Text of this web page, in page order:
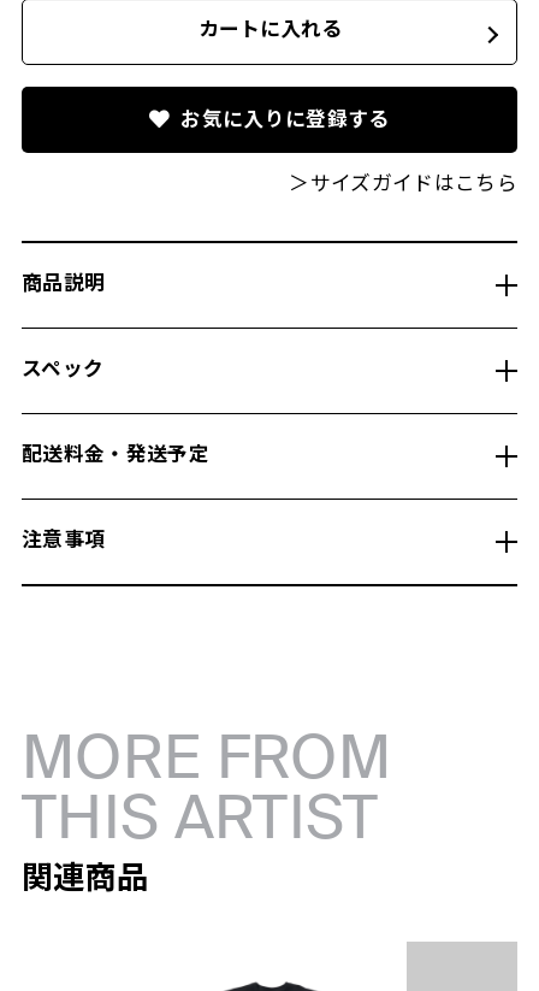
カートに入れる
お気に入りに登録する
＞サイズガイドはこちら
商品説明
スペック
配送料金・発送予定
注意事項
MORE FROM
THIS ARTIST
関連商品